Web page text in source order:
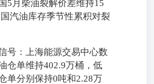
5月柴油裂解价差维持15
汽油库存季节性累积对裂
号：上海能源交易中心数
仓单维持402.9万桶，低
单分别保持0吨和2.28万